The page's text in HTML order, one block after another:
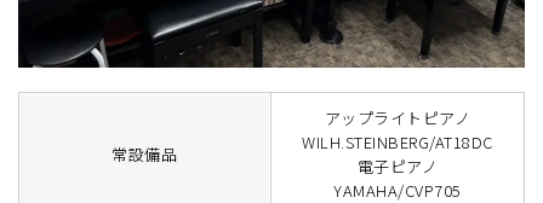
常設備品
アップライトピアノ
WILH.STEINBERG/AT18DC
電子ピアノ
YAMAHA/CVP705